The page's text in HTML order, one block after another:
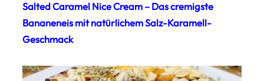
Salted Caramel Nice Cream – Das cremigste
Bananeneis mit natürlichem Salz-Karamell-
Geschmack